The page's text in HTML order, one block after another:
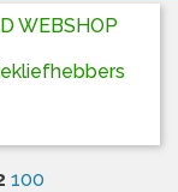
WEBSHOP
100